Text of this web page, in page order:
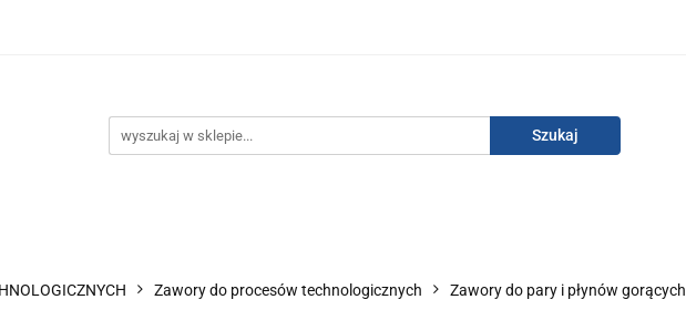
J AUTORYZOWANY DYSTRYBUTOR SMC
POWIETRZA SERIA J AUTORYZOWANY DYSTRYBUTOR SMC
Zawory do procesów technologicznych Zawory do pary i płynów gorących